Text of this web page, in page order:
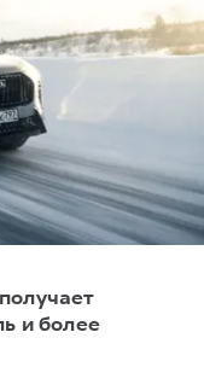
X
000 ₽
000 ₽
и более